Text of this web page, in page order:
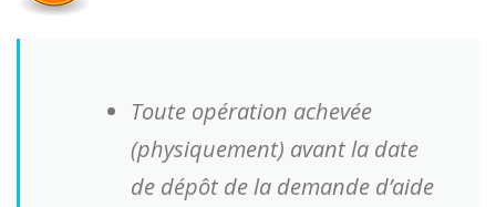
Toute opération achevée
(physiquement) avant la date
de dépôt de la demande d’aide